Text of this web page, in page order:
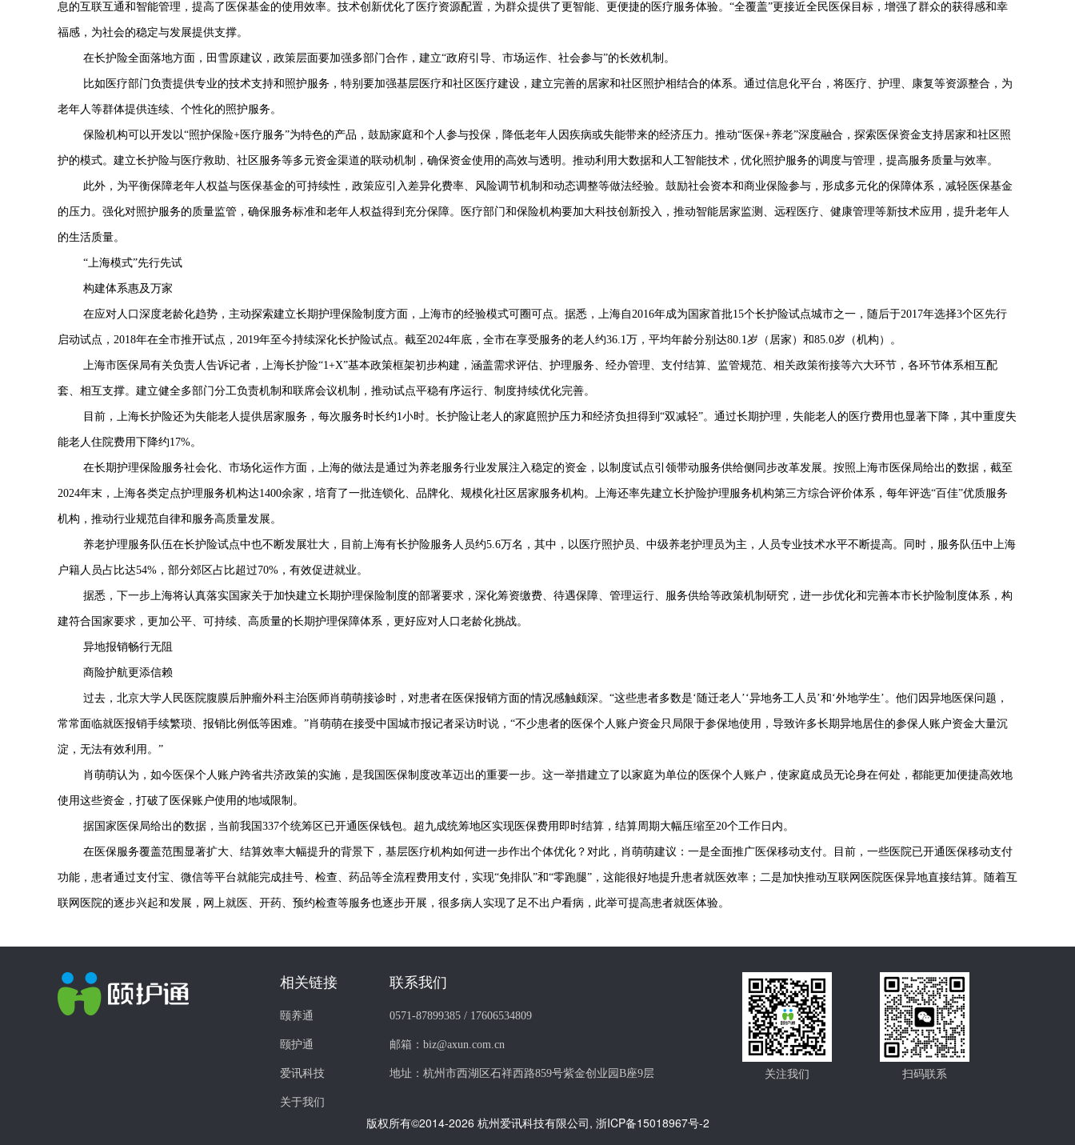
息的互联互通和智能管理，提高了医保基金的使用效率。技术创新优化了医疗资源配置，为群众提供了更智能、更便捷的医疗服务体验。 “全覆盖”更接近全民医保目标，增强了群众的获得感和幸
福感，为社会的稳定与发展提供支撑。
在长护险全面落地方面，田雪原建议，政策层面要加强多部门合作，建立“政府引导、市场运作、社会参与”的长效机制。
比如医疗部门负责提供专业的技术支持和照护服务，特别要加强基层医疗和社区医疗建设，建立完善的居家和社区照护相结合的体系。通过信息化平台，将医疗、护理、康复等资源整合，为
老年人等群体提供连续、个性化的照护服务。
保险机构可以开发以“照护保险+ 医疗服务”为特色的产品，鼓励家庭和个人参与投保，降低老年人因疾病或失能带来的经济压力。推动“医保+养老”深度融合，探索医保资金支持居家和社区照
护的模式。建立长护险与医疗救助、社区服务等多元资金渠道的联动机制，确保资金使用的高效与透明。推动利用大数据和人工智能技术，优化照护服务的调度与管理，提高服务质量与效率。
此外，为平衡保障老年人权益与医保基金的可持续性，政策应引入差异化费率、风险调节机制和动态调整等做法经验。鼓励社会资本和商业保险参与，形成多元化的保障体系，减轻医保基金
的压力。强化对照护服务的质量监管，确保服务标准和老年人权益得到充分保障。医疗部门和保险机构要加大科技创新投入，推动智能居家监测、远程医疗、健康管理等新技术应用，提升老年人
的生活质量。
“上海模式”先行先试
构建体系惠及万家
在应对人口深度老龄化趋势，主动探索建立长期护理保险制度方面，上海市的经验模式可圈可点。据悉，上海自2016年成为国家首批15个长护险试点城市之一，随后于2017年选择3个区先行
启动试点， 2018年在全市推开试点， 2019年至今持续深化长护险试点。截至2024年底，全市在享受服务的老人约36.1万，平均年龄分别达80.1岁（居家）和85.0岁（机构）。
上海市医保局有关负责人告诉记者，上海长护险“1+X”基本政策框架初步构建，涵盖需求评估、护理服务、经办管理、支付结算、监管规范、相关政策衔接等六大环节，各环节体系相互配
套、相互支撑。建立健全多部门分工负责机制和联席会议机制，推动试点平稳有序运行、制度持续优化完善。
目前，上海长护险还为失能老人提供居家服务，每次服务时长约1小时。长护险让老人的家庭照护压力和经济负担得到“双减轻”。通过长期护理，失能老人的医疗费用也显著下降，其中重度失
能老人住院费用下降约17%。
在长期护理保险服务社会化、市场化运作方面，上海的做法是通过为养老服务行业发展注入稳定的资金，以制度试点引领带动服务供给侧同步改革发展。按照上海市医保局给出的数据，截至
2024年末，上海各类定点护理服务机构达1400余家，培育了一批连锁化、品牌化、规模化社区居家服务机构。上海还率先建立长护险护理服务机构第三方综合评价体系，每年评选“百佳”优质服务
机构，推动行业规范自律和服务高质量发展。
养老护理服务队伍在长护险试点中也不断发展壮大，目前上海有长护险服务人员约5.6万名，其中，以医疗照护员、中级养老护理员为主，人员专业技术水平不断提高。同时，服务队伍中上海
户籍人员占比达54% ，部分郊区占比超过70% ，有效促进就业。
据悉，下一步上海将认真落实国家关于加快建立长期护理保险制度的部署要求，深化筹资缴费、待遇保障、管理运行、服务供给等政策机制研究，进一步优化和完善本市长护险制度体系，构
建符合国家要求，更加公平、可持续、高质量的长期护理保障体系，更好应对人口老龄化挑战。
异地报销畅行无阻
商险护航更添信赖
过去，北京大学人民医院腹膜后肿瘤外科主治医师肖萌萌接诊时，对患者在医保报销方面的情况感触颇深。 “这些患者多数是‘随迁老人’‘异地务工人员’和‘外地学生’。他们因异地医保问题，
常常面临就医报销手续繁琐、报销比例低等困难。”肖萌萌在接受中国城市报记者采访时说，“不少患者的医保个人账户资金只局限于参保地使用，导致许多长期异地居住的参保人账户资金大量沉
淀，无法有效利用。”
肖萌萌认为，如今医保个人账户跨省共济政策的实施，是我国医保制度改革迈出的重要一步。这一举措建立了以家庭为单位的医保个人账户，使家庭成员无论身在何处，都能更加便捷高效地
使用这些资金，打破了医保账户使用的地域限制。
据国家医保局给出的数据，当前我国 337个统筹区已开通医保钱包。超九成统筹地区实现医保费用即时结算，结算周期大幅压缩至20个工作日内。
在医保服务覆盖范围显著扩大、结算效率大幅提升的背景下，基层医疗机构如何进一步作出个体优化？对此，肖萌萌建议：一是全面推广医保移动支付。目前，一些医院已开通医保移动支付
功能，患者通过支付宝、微信等平台就能完成挂号、检查、药品等全流程费用支付，实现“免排队”和“零跑腿”，这能很好地提升患者就医效率；二是加快推动互联网医院医保异地直接结算。随着互
联网医院的逐步兴起和发展，网上就医、开药、预约检查等服务也逐步开展，很多病人实现了足不出户看病，此举可提高患者就医体验。
相关链接
颐养通
颐护通
爱讯科技
关于我们
联系我们
0571-87899385 / 17606534809
邮箱：biz@axun.com.cn
地址：杭州市西湖区石祥西路859号紫金创业园B座9层 关注我们 扫码联系
版权所有©2014-2026 杭州爱讯科技有限公司, 浙ICP备15018967号-2